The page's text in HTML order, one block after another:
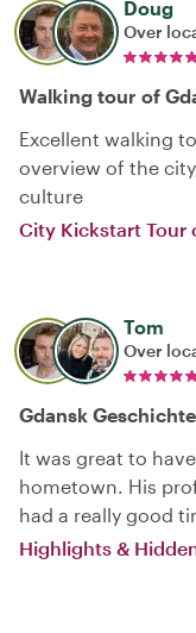
Doug
Over
Walking tour of
Excellent walking
overview of the
culture
City Kickstart Tour
Tom
Over
Gdansk Geschichte
It was great to
hometown. His
had a really good
Highlights &